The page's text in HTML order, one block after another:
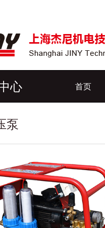
心 首页
泵